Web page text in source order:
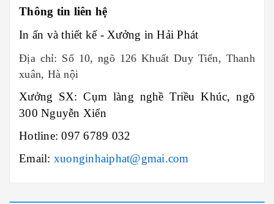
Thông tin liên hệ
In ấn và thiết kế - Xưởng inHải Phát
Địa chỉ: Số 10, ngõ 126 Khuất Duy Tiến, Thanh
xuân, Hà nội
Xưởng SX: Cụm làng nghề Triều Khúc, ngõ
300 Nguyễn Xiển
Hotline: 097 6789 032
Email: xuonginhaiphat@gmai.com